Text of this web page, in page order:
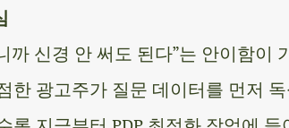
까 신경 안 써도 된다”는 안이함이
한 광고주가 질문 데이터를 먼저